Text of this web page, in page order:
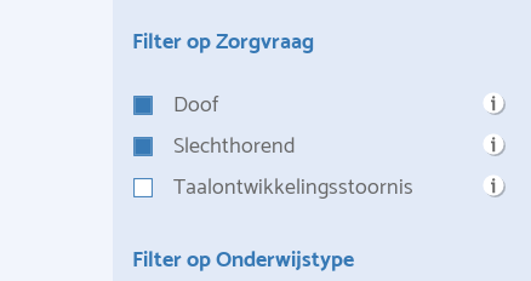
Filter op Zorgvraag
Doof
Slechthorend
Taalontwikkelingsstoornis
Filter op Onderwijstype